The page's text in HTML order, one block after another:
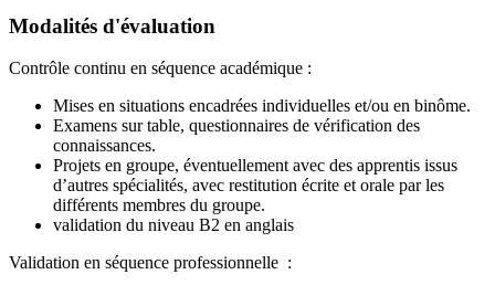
Modalités d'évaluation
Contrôle continu en séquence académique :
Mises en situations encadrées individuelles et/ou en binôme.
Examens sur table, questionnaires de vérification des
connaissances.
Projets en groupe, éventuellement avec des apprentis issus
d’autres spécialités, avec restitution écrite et orale par les
différents membres du groupe.
validation du niveau B2 en anglais
Validation en séquence professionnelle :